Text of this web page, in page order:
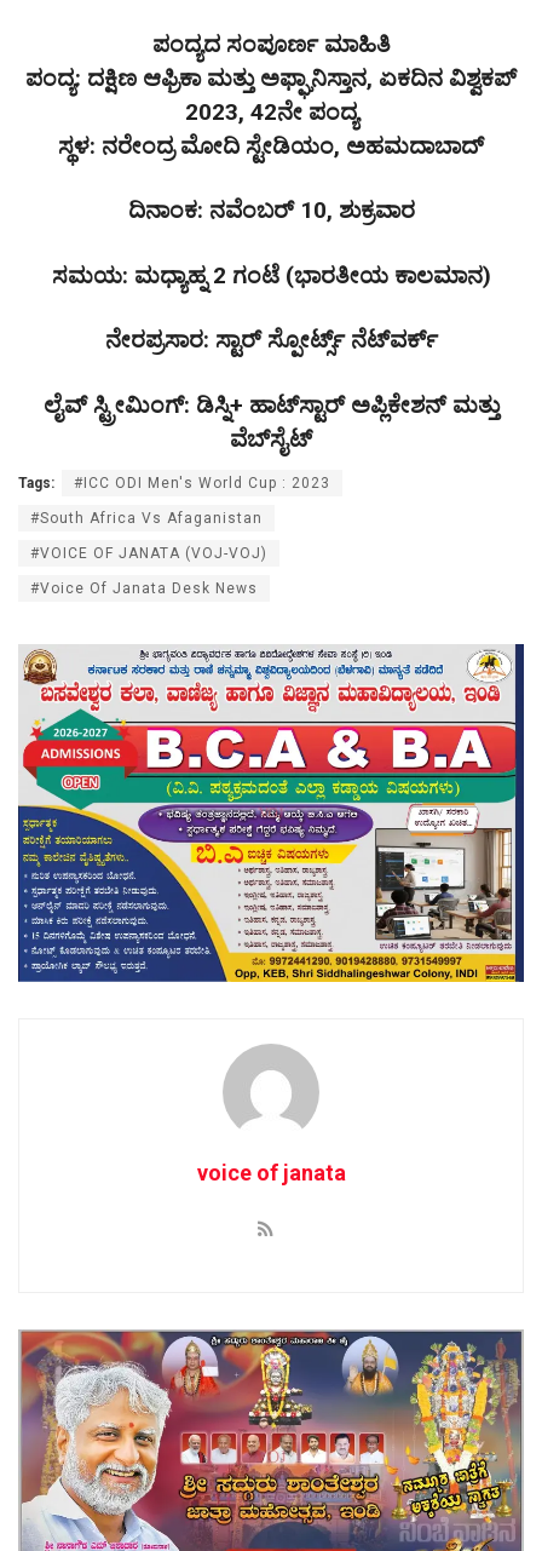
ಪಂದ್ಯದ ಸಂಪೂರ್ಣ ಮಾಹಿತಿ
ಪಂದ್ಯ: ದಕ್ಷಿಣ ಆಫ್ರಿಕಾ ಮತ್ತು ಅಫ್ಘಾನಿಸ್ತಾನ, ಏಕದಿನ ವಿಶ್ವಕಪ್
2023, 42ನೇ ಪಂದ್ಯ
ಸ್ಥಳ: ನರೇಂದ್ರ ಮೋದಿ ಸ್ಟೇಡಿಯಂ, ಅಹಮದಾಬಾದ್
ದಿನಾಂಕ: ನವೆಂಬರ್ 10, ಶುಕ್ರವಾರ
ಸಮಯ: ಮಧ್ಯಾಹ್ನ 2 ಗಂಟೆ (ಭಾರತೀಯ ಕಾಲಮಾನ)
ನೇರಪ್ರಸಾರ: ಸ್ಟಾರ್ ಸ್ಪೋರ್ಟ್ಸ್ ನೆಟ್‌ವರ್ಕ್
ಲೈವ್ ಸ್ಟ್ರೀಮಿಂಗ್: ಡಿಸ್ನಿ+ ಹಾಟ್‌ಸ್ಟಾರ್ ಅಪ್ಲಿಕೇಶನ್ ಮತ್ತು
ವೆಬ್‌ಸೈಟ್
Tags: #ICC ODI Men's World Cup : 2023
#South Africa Vs Afaganistan
#VOICE OF JANATA (VOJ-VOJ)
#Voice Of Janata Desk News
voice of janata